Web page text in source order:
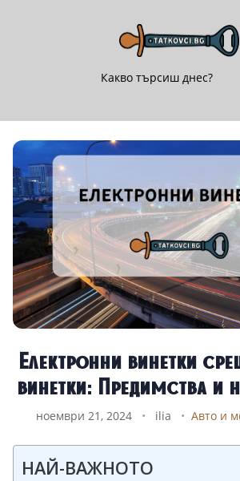
Електронни винетки
винетки: Предимства и
ноември 21, 2024 • ilia • Авто и
НАЙ-ВАЖНОТО